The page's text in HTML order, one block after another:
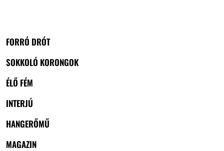
FORRÓ DRÓT
SOKKOLÓ KORONGOK
ÉLŐ FÉM
INTERJÚ
HANGERŐMŰ
MAGAZIN